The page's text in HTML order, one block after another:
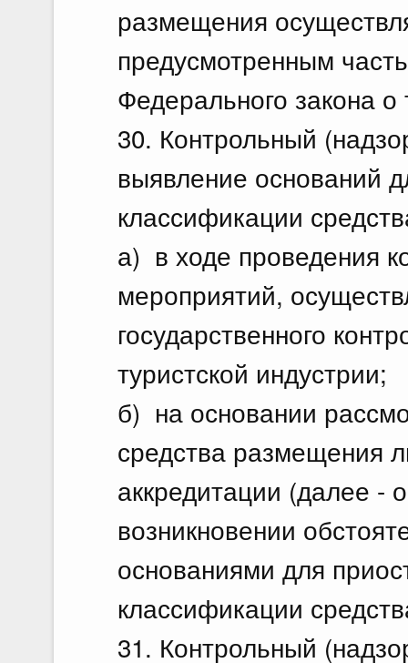
размещения
предусмотренным
Федерального закона о
30. Контрольный
выявление оснований
классификации
а) в ходе проведения
мероприятий,
государственного
туристской индустрии;
б) на основании
средства размещения
аккредитации (далее -
возникновении
основаниями для
классификации
31. Контрольный